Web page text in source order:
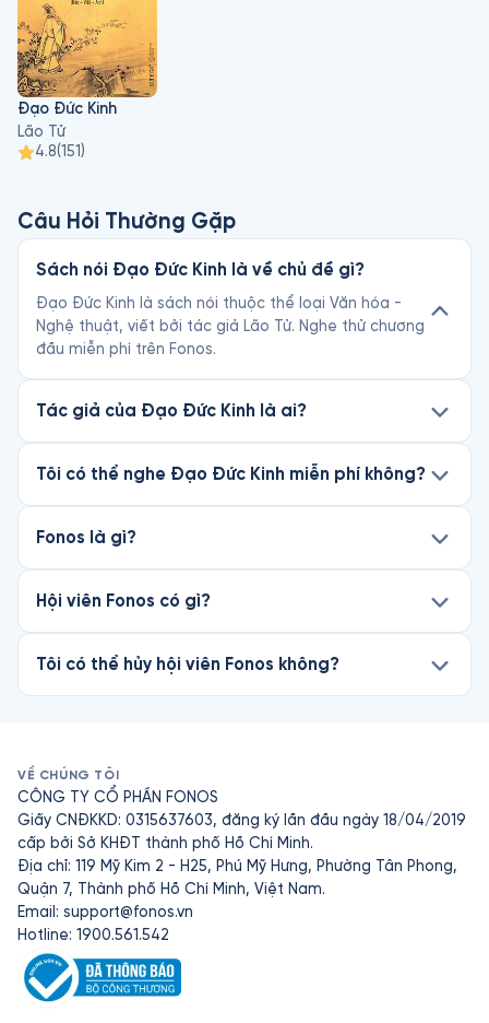
Đạo Đức Kinh
Lão Tử
4.8(151)
Câu Hỏi Thường Gặp
Sách nói Đạo Đức Kinh là về chủ đề gì?
Đạo Đức Kinh là sách nói thuộc thể loại Văn hóa -
Nghệ thuật, viết bởi tác giả Lão Tử. Nghe thử chương
đầu miễn phí trên Fonos.
Tác giả của Đạo Đức Kinh là ai?
Tôi có thể nghe Đạo Đức Kinh miễn phí không?
Fonos là gì?
Hội viên Fonos có gì?
Tôi có thể hủy hội viên Fonos không?
VỀ CHÚNG TÔI
CÔNG TY CỔ PHẦN FONOS
Giấy CNĐKKD: 0315637603, đăng ký lần đầu ngày 18/04/2019
cấp bởi Sở KHĐT thành phố Hồ Chí Minh.
Địa chỉ: 119 Mỹ Kim 2 - H25, Phú Mỹ Hưng, Phường Tân Phong,
Quận 7, Thành phố Hồ Chí Minh, Việt Nam.
Email: support@fonos.vn
Hotline: 1900.561.542